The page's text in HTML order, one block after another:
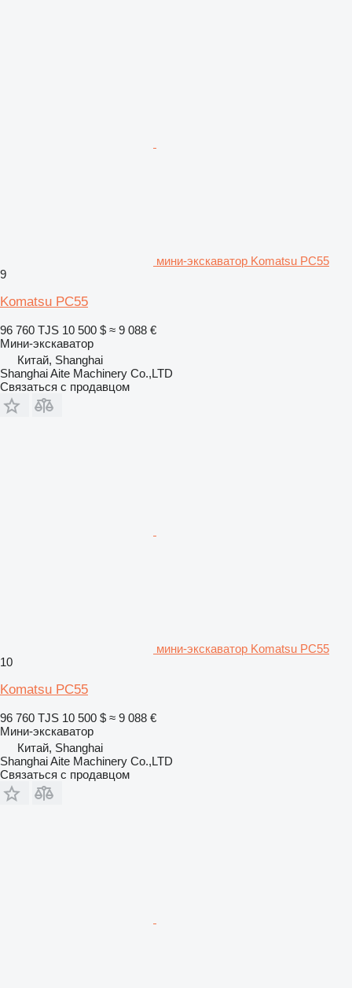
мини-экскаватор Komatsu PC55
9
Komatsu PC55
96 760 TJS 10 500 $ ≈ 9 088 €
Мини-экскаватор
Китай, Shanghai
Shanghai Aite Machinery Co.,LTD
Связаться с продавцом
мини-экскаватор Komatsu PC55
10
Komatsu PC55
96 760 TJS 10 500 $ ≈ 9 088 €
Мини-экскаватор
Китай, Shanghai
Shanghai Aite Machinery Co.,LTD
Связаться с продавцом